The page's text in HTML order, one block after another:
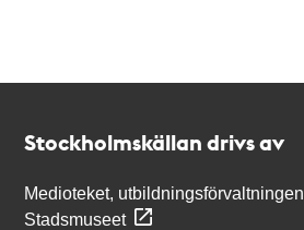
Stockholmskällan drivs av
Medioteket, utbildningsförvaltningen
Stadsmuseet